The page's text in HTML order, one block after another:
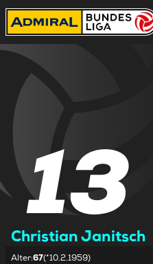
13
Christian Janitsch
Alter:67(*10.2.1959)